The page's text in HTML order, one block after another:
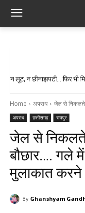
स्वास्थ्य मंत्री श्याम बिहारी
न लूट, न छीनाझपटी… फिर भी
Home अपराध जेल से निकलते
अपराध छत्तीसगढ़ रायपुर
जेल से निकलते
बौछार…. गले
मुलाकात करने
By Ghanshyam